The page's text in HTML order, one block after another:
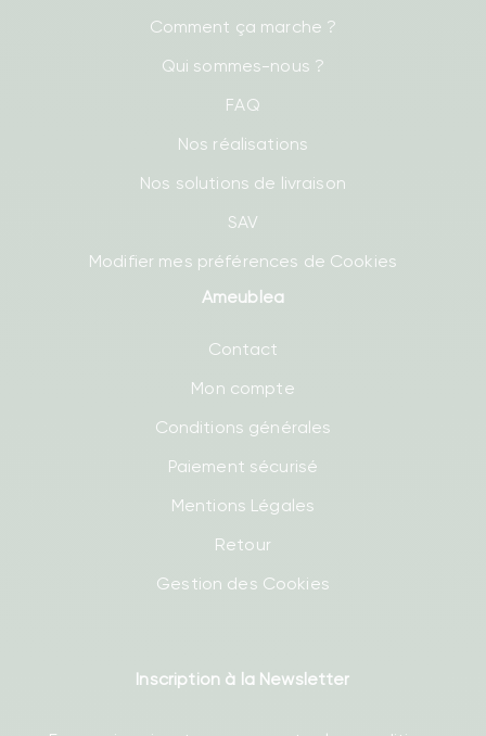
Comment ça marche ?
Qui sommes-nous ?
FAQ
Nos réalisations
Nos solutions de livraison
SAV
Modifier mes préférences de Cookies
Ameublea
Contact
Mon compte
Conditions générales
Paiement sécurisé
Mentions Légales
Retour
Gestion des Cookies
Inscription à la Newsletter